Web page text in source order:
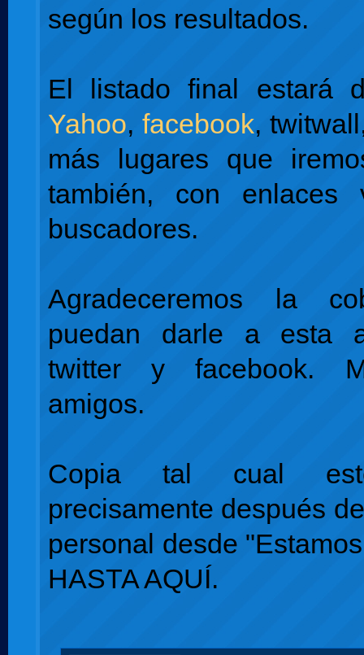
según los resultados.
El listado final estará
Yahoo, facebook,
más lugares que
también, con enlaces
buscadores.
Agradeceremos la
puedan darle a esta
twitter y facebook.
amigos.
Copia tal cual
precisamente después
personal desde
HASTA AQUÍ.